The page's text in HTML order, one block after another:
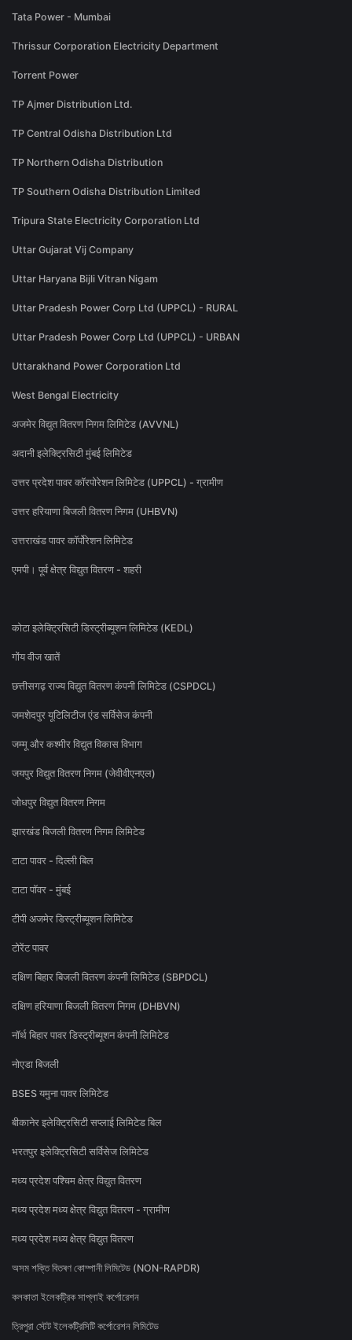
Tata Power - Mumbai
Thrissur Corporation Electricity Department
Torrent Power
TP Ajmer Distribution Ltd.
TP Central Odisha Distribution Ltd
TP Northern Odisha Distribution
TP Southern Odisha Distribution Limited
Tripura State Electricity Corporation Ltd
Uttar Gujarat Vij Company
Uttar Haryana Bijli Vitran Nigam
Uttar Pradesh Power Corp Ltd (UPPCL) - RURAL
Uttar Pradesh Power Corp Ltd (UPPCL) - URBAN
Uttarakhand Power Corporation Ltd
West Bengal Electricity
अजमेर विद्युत वितरण निगम लिमिटेड (AVVNL)
अदानी इलेक्ट्रिसिटी मुंबई लिमिटेड
उत्तर प्रदेश पावर कॉरपोरेशन लिमिटेड (UPPCL) - ग्रामीण
उत्तर हरियाणा बिजली वितरण निगम (UHBVN)
उत्तराखंड पावर कॉर्पोरेशन लिमिटेड
एमपी। पूर्व क्षेत्र विद्युत वितरण - शहरी
कोटा इलेक्ट्रिसिटी डिस्ट्रीब्यूशन लिमिटेड (KEDL)
गोंय वीज खातें
छत्तीसगढ़ राज्य विद्युत वितरण कंपनी लिमिटेड (CSPDCL)
जमशेदपुर यूटिलिटीज एंड सर्विसेज कंपनी
जम्मू और कश्मीर विद्युत विकास विभाग
जयपुर विद्युत वितरण निगम (जेवीवीएनएल)
जोधपुर विद्युत वितरण निगम
झारखंड बिजली वितरण निगम लिमिटेड
टाटा पावर - दिल्ली बिल
टाटा पॉवर - मुंबई
टीपी अजमेर डिस्ट्रीब्यूशन लिमिटेड
टोरेंट पावर
दक्षिण बिहार बिजली वितरण कंपनी लिमिटेड (SBPDCL)
दक्षिण हरियाणा बिजली वितरण निगम (DHBVN)
नॉर्थ बिहार पावर डिस्ट्रीब्यूशन कंपनी लिमिटेड
नोएडा बिजली
BSES यमुना पावर लिमिटेड
बीकानेर इलेक्ट्रिसिटी सप्लाई लिमिटेड बिल
भरतपुर इलेक्ट्रिसिटी सर्विसेज लिमिटेड
मध्य प्रदेश पश्चिम क्षेत्र विद्युत वितरण
मध्य प्रदेश मध्य क्षेत्र विद्युत वितरण - ग्रामीण
मध्य प्रदेश मध्य क्षेत्र विद्युत वितरण
অসম শক্তি বিতৰণ কোম্পানী লিমিটেড (NON-RAPDR)
কলকাতা ইলেকট্রিক সাপ্লাই কর্পোরেশন
ত্রিপুরা স্টেট ইলেকট্রিসিটি কর্পোরেশন লিমিটেড